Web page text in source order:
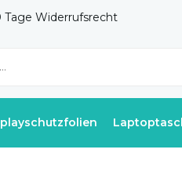
Tage Widerrufsrecht